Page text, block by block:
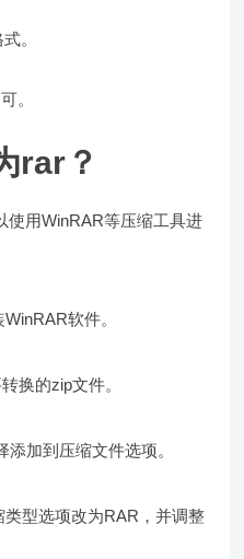
。
。
rar？
使用WinRAR等压缩工具进
软件。
换的zip文件。
加到压缩文件选项。
型选项改为RAR，并调整